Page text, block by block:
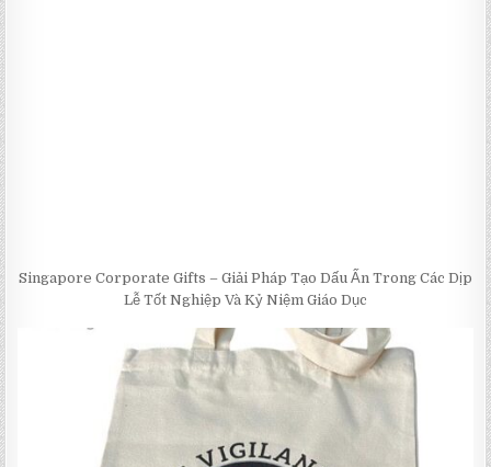
Singapore Corporate Gifts – Giải Pháp Tạo Dấu Ấn Trong Các Dịp
Lễ Tốt Nghiệp Và Kỷ Niệm Giáo Dục